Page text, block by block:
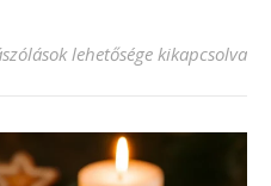
recept, amit mindenki imádni
lehetősége kikapcsolva